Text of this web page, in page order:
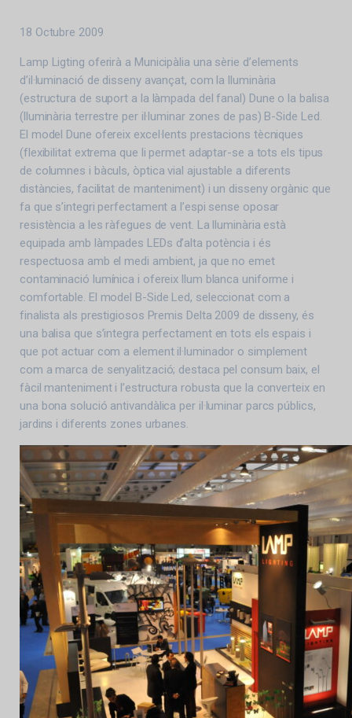
18 Octubre 2009
Lamp Ligting oferirà a Municipàlia una sèrie d’elements
d’il·luminació de disseny avançat, com la lluminària
(estructura de suport a la làmpada del fanal) Dune o la balisa
(lluminària terrestre per il·luminar zones de pas) B-Side Led.
El model Dune ofereix excel·lents prestacions tècniques
(flexibilitat extrema que li permet adaptar-se a tots els tipus
de columnes i bàculs, òptica vial ajustable a diferents
distàncies, facilitat de manteniment) i un disseny orgànic que
fa que s’integri perfectament a l’espi sense oposar
resistència a les ràfegues de vent. La lluminària està
equipada amb làmpades LEDs d’alta potència i és
respectuosa amb el medi ambient, ja que no emet
contaminació lumínica i ofereix llum blanca uniforme i
comfortable. El model B-Side Led, seleccionat com a
finalista als prestigiosos Premis Delta 2009 de disseny, és
una balisa que s’integra perfectament en tots els espais i
que pot actuar com a element il·luminador o simplement
com a marca de senyalització; destaca pel consum baix, el
fàcil manteniment i l’estructura robusta que la converteix en
una bona solució antivandàlica per il·luminar parcs públics,
jardins i diferents zones urbanes.